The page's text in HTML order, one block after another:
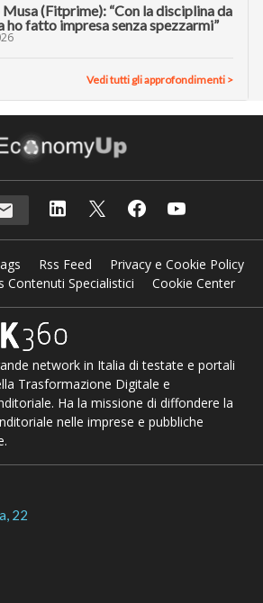
(Fitprime): “Con la disciplina da
ho fatto impresa senza spezzarmi”
Vedi tutti gli approfondimenti >
Rss Feed
Privacy e Cookie Policy
Contenuti Specialistici
Cookie Center
network in Italia di testate e portali
Trasformazione Digitale e
Ha la missione di diffondere la
nelle imprese e pubbliche
22